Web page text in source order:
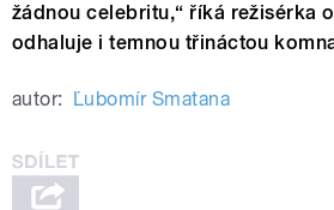
žádnou celebritu,“ říká režisérka
odhaluje i temnou třináctou
autor: Ľubomír Smatana